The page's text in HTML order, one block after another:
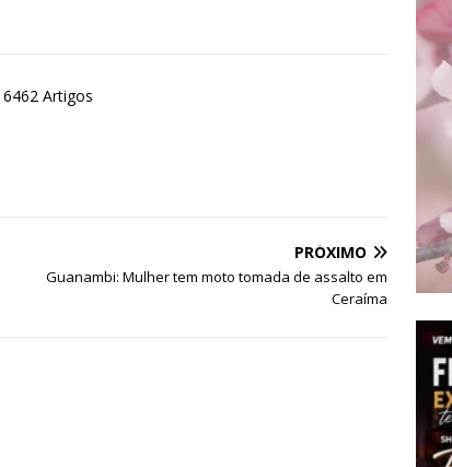
6462 Artigos
PRÓXIMO
Guanambi: Mulher tem moto tomada de assalto em
Ceraíma